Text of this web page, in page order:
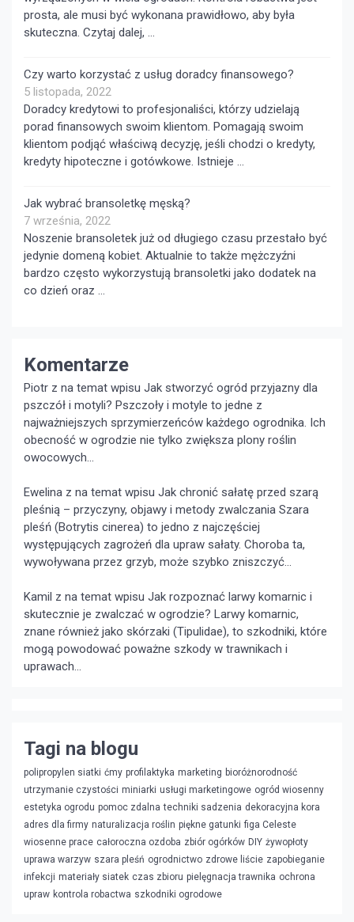
prosta, ale musi być wykonana prawidłowo, aby była
skuteczna. Czytaj dalej, …
Czy warto korzystać z usług doradcy finansowego?
5 listopada, 2022
Doradcy kredytowi to profesjonaliści, którzy udzielają
porad finansowych swoim klientom. Pomagają swoim
klientom podjąć właściwą decyzję, jeśli chodzi o kredyty,
kredyty hipoteczne i gotówkowe. Istnieje …
Jak wybrać bransoletkę męską?
7 września, 2022
Noszenie bransoletek już od długiego czasu przestało być
jedynie domeną kobiet. Aktualnie to także mężczyźni
bardzo często wykorzystują bransoletki jako dodatek na
co dzień oraz …
Komentarze
Piotr z na temat wpisu Jak stworzyć ogród przyjazny dla
pszczół i motyli? Pszczoły i motyle to jedne z
najważniejszych sprzymierzeńców każdego ogrodnika. Ich
obecność w ogrodzie nie tylko zwiększa plony roślin
owocowych...
Ewelina z na temat wpisu Jak chronić sałatę przed szarą
pleśnią – przyczyny, objawy i metody zwalczania Szara
pleśń (Botrytis cinerea) to jedno z najczęściej
występujących zagrożeń dla upraw sałaty. Choroba ta,
wywoływana przez grzyb, może szybko zniszczyć...
Kamil z na temat wpisu Jak rozpoznać larwy komarnic i
skutecznie je zwalczać w ogrodzie? Larwy komarnic,
znane również jako skórzaki (Tipulidae), to szkodniki, które
mogą powodować poważne szkody w trawnikach i
uprawach...
Tagi na blogu
polipropylen siatki ćmy profilaktyka marketing bioróżnorodność
utrzymanie czystości miniarki usługi marketingowe ogród wiosenny
estetyka ogrodu pomoc zdalna techniki sadzenia dekoracyjna kora
adres dla firmy naturalizacja roślin piękne gatunki figa Celeste
wiosenne prace całoroczna ozdoba zbiór ogórków DIY żywopłoty
uprawa warzyw szara pleśń ogrodnictwo zdrowe liście zapobieganie
infekcji materiały siatek czas zbioru pielęgnacja trawnika ochrona
upraw kontrola robactwa szkodniki ogrodowe